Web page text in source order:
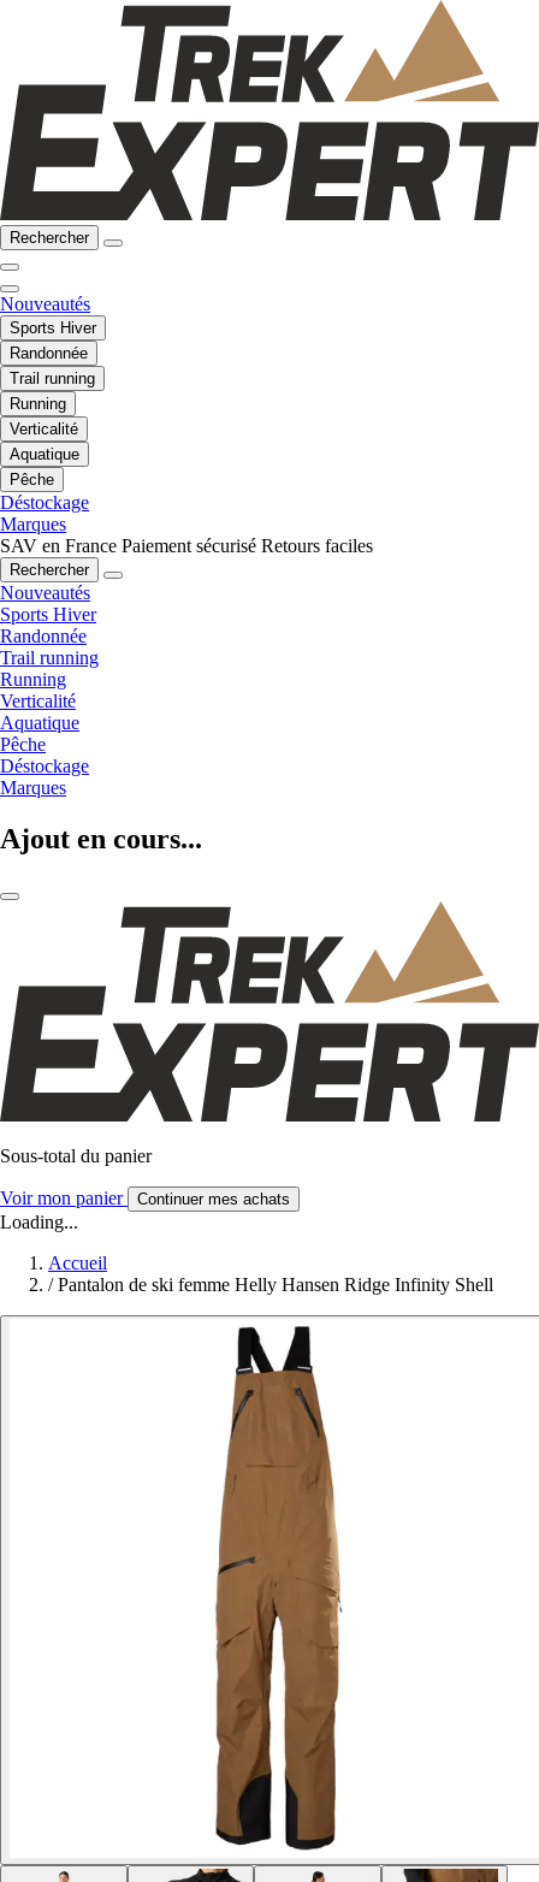
Rechercher
Nouveautés
Sports Hiver
Randonnée
Trail running
Running
Verticalité
Aquatique
Pêche
Déstockage
Marques
SAV en France Paiement sécurisé Retours faciles
Rechercher
Nouveautés
Sports Hiver
Randonnée
Trail running
Running
Verticalité
Aquatique
Pêche
Déstockage
Marques
Ajout en cours...
Sous-total du panier
Voir mon panier Continuer mes achats
Loading...
Accueil
/ Pantalon de ski femme Helly Hansen Ridge Infinity Shell